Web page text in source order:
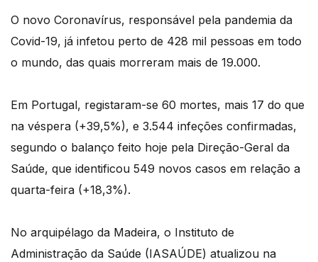
O novo Coronavírus, responsável pela pandemia da
Covid-19, já infetou perto de 428 mil pessoas em todo
o mundo, das quais morreram mais de 19.000.
Em Portugal, registaram-se 60 mortes, mais 17 do que
na véspera (+39,5%), e 3.544 infeções confirmadas,
segundo o balanço feito hoje pela Direção-Geral da
Saúde, que identificou 549 novos casos em relação a
quarta-feira (+18,3%).
No arquipélago da Madeira, o Instituto de
Administração da Saúde (IASAÚDE) atualizou na